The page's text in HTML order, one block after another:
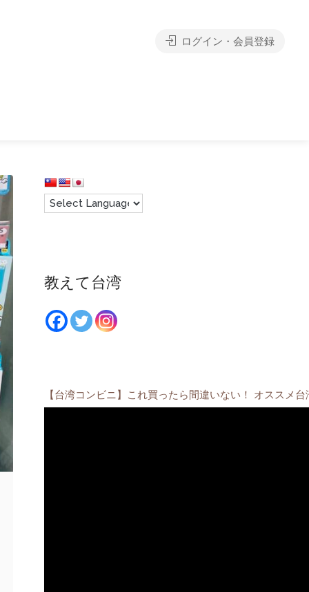
ログイン・会員登録
教えて台湾
【台湾コンビニ】これ買ったら間違いない！ オススメ